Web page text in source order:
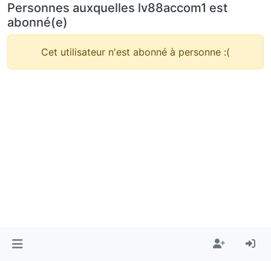
Personnes auxquelles lv88accom1 est
abonné(e)
Cet utilisateur n'est abonné à personne :(